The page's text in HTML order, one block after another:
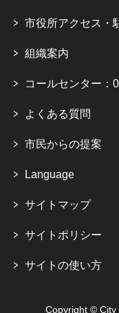
市役所アクセス・
組織案内
コールセンター：
よくある質問
市民からの提案
Language
サイトマップ
サイトポリシー
サイトの使い方
Copyright © City